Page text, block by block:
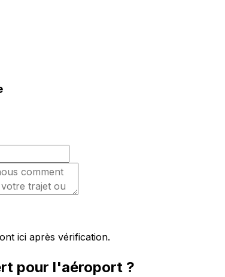
ici après vérification.
pour l'aéroport ?